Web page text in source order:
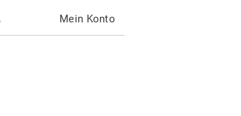
Mein Konto